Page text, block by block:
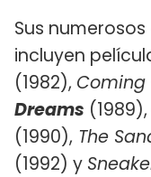
Sus
incluyen
(1982),
Dreams (1989),
(1990), The
(1992) y